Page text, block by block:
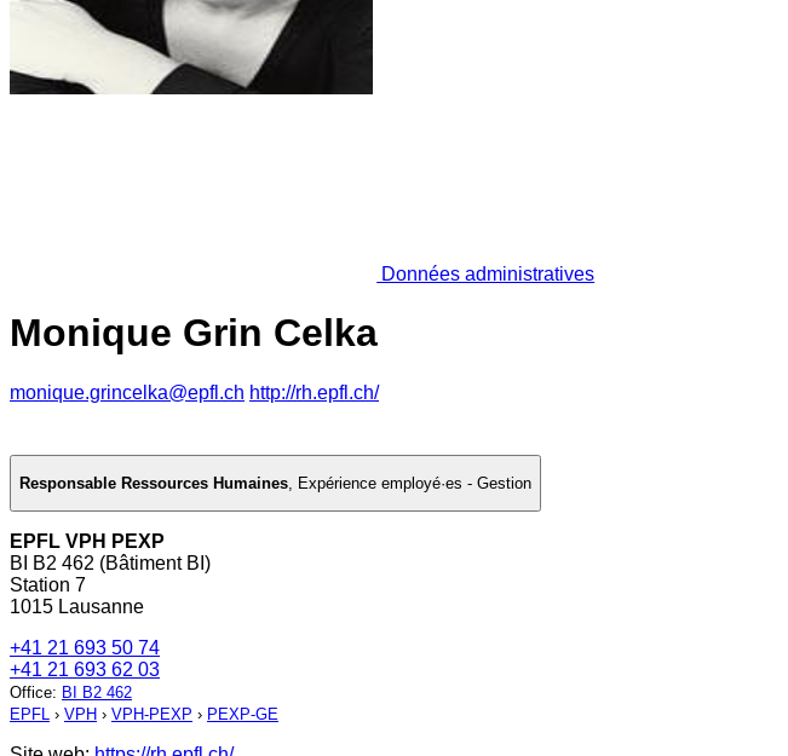
Données administratives
Monique Grin Celka
monique.grincelka@epfl.ch http://rh.epfl.ch/
Responsable Ressources Humaines, Expérience employé·es - Gestion
EPFL VPH PEXP
BI B2 462 (Bâtiment BI)
Station 7
1015 Lausanne
+41 21 693 50 74
+41 21 693 62 03
Office: BI B2 462
EPFL › VPH › VPH-PEXP › PEXP-GE